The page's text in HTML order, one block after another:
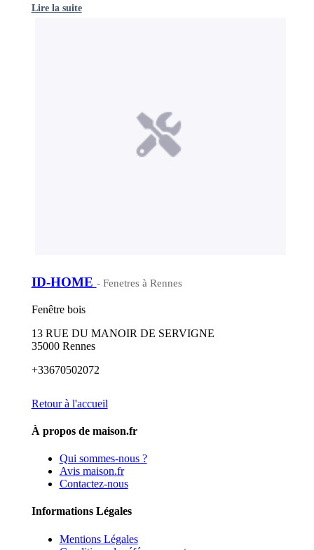
Lire la suite
ID-HOME - Fenetres à Rennes
Fenêtre bois
13 RUE DU MANOIR DE SERVIGNE
35000 Rennes
+33670502072
Retour à l'accueil
À propos de maison.fr
Qui sommes-nous ?
Avis maison.fr
Contactez-nous
Informations Légales
Mentions Légales